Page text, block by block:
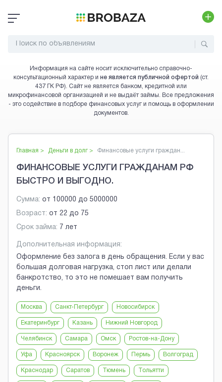
Информация на сайте носит исключительно справочно-
консультационный характер и не является публичной офертой (ст.
437 ГК РФ). Сайт не является банком, кредитной или
микрофинансовой организацией и не выдаёт займы. Все предложения
- это содействие в подборе финансовых услуг и помощь в оформлении
документов.
Главная > Деньги в долг> Финансовые услуги граждан...
ФИНАНСОВЫЕ УСЛУГИ ГРАЖДАНАМ РФ
БЫСТРО И ВЫГОДНО.
Сумма: от 100000 до 5000000
Возраст: от 22 до 75
Срок займа: 7 лет
Дополнительная информация:
Оформление без залога в день обращения. Если у вас
большая долговая нагрузка, стоп лист или делали
банкротство, то это не помешает вам получить
деньги.
Москва Санкт-Петербург Новосибирск
Екатеринбург Казань Нижний Новгород
Челябинск Самара Омск Ростов-на-Дону
Уфа Красноярск Воронеж Пермь Волгоград
Краснодар Саратов Тюмень Тольятти